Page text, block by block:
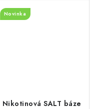
Nikotinová SALT báze
Novinka